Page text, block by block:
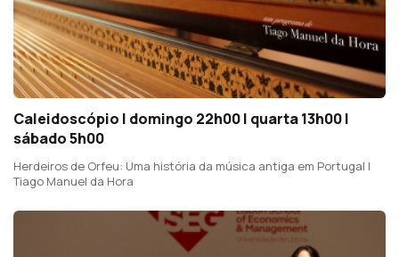
Caleidoscópio | domingo 22h00 | quarta 13h00 |
sábado 5h00
Herdeiros de Orfeu: Uma história da música antiga em Portugal |
Tiago Manuel da Hora